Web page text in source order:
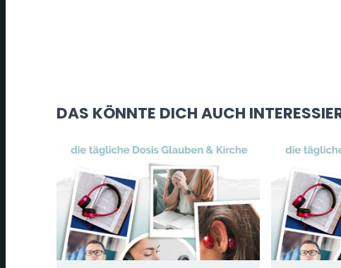
DAS KÖNNTE DICH AUCH